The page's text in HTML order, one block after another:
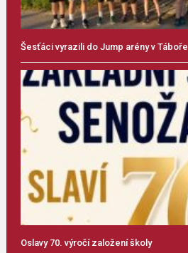
Šesťáci vyrazili do Jump arény v Táboře
Oslavy 70. výročí založení školy